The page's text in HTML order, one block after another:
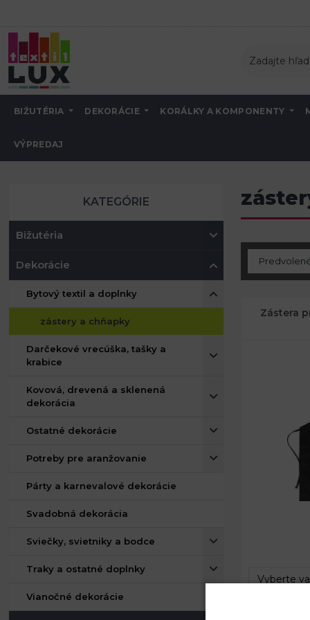
BIŽUTÉRIA DEKORÁCIE KORÁLKY A KOMPONENTY
VÝPREDAJ
Úvod Dekorácie
KATEGÓRIE
Bižutéria
Dekorácie
Bytový textil a doplnky
zástery a chňapky
Darčekové vrecúška, tašky a
krabice
Kovová, drevená a sklenená
dekorácia
Ostatné dekorácie
Potreby pre aranžovanie
Párty a karnevalové dekorácie
Svadobná dekorácia
Sviečky, svietniky a bodce
Traky a ostatné doplnky
Vianočné dekorácie
Zástera